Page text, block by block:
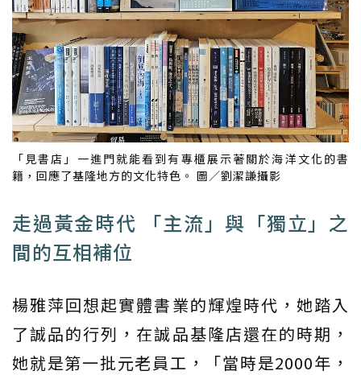
「見書店」一進門就能看到有專櫃展示著關於海洋文化的書
籍，回應了基隆地方的文化特色。 圖／劉潔謙攝影
走過黃金時代 「主流」與「獨立」之
間的互相補位
楊雅萍回想起實體書業的輝煌時代，她踏入
了誠品的行列，在誠品基隆店還在的時期，
她就是第一批元老員工，「當時是2000年，